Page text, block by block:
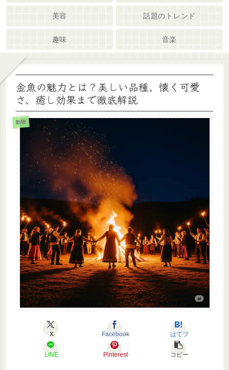
美容 話題のトレンド
趣味 音楽
金魚の魅力とは？美しい品種、懐く可愛
さ、癒し効果まで徹底解説
動物
X Facebook はてブ
LINE Pinterest コピー